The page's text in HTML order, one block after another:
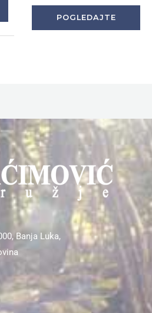
POGLEDAJTE
Banja Luka,